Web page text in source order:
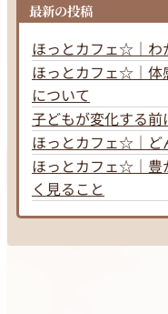
最新の投稿
ほっとカフェ☆｜わ
ほっとカフェ☆｜体
について
子どもが変化する前
ほっとカフェ☆｜ど
ほっとカフェ☆｜
く見ること